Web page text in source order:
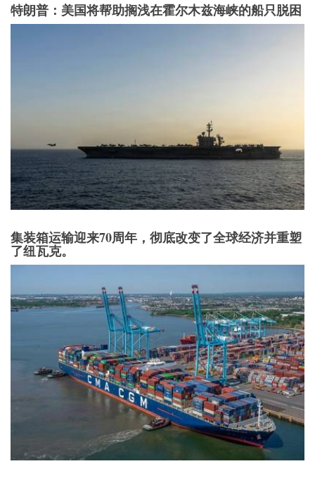
特朗普：美国将帮助搁浅在霍尔木兹海峡的船只脱困
集装箱运输迎来70周年，彻底改变了全球经济并重塑
了纽瓦克。